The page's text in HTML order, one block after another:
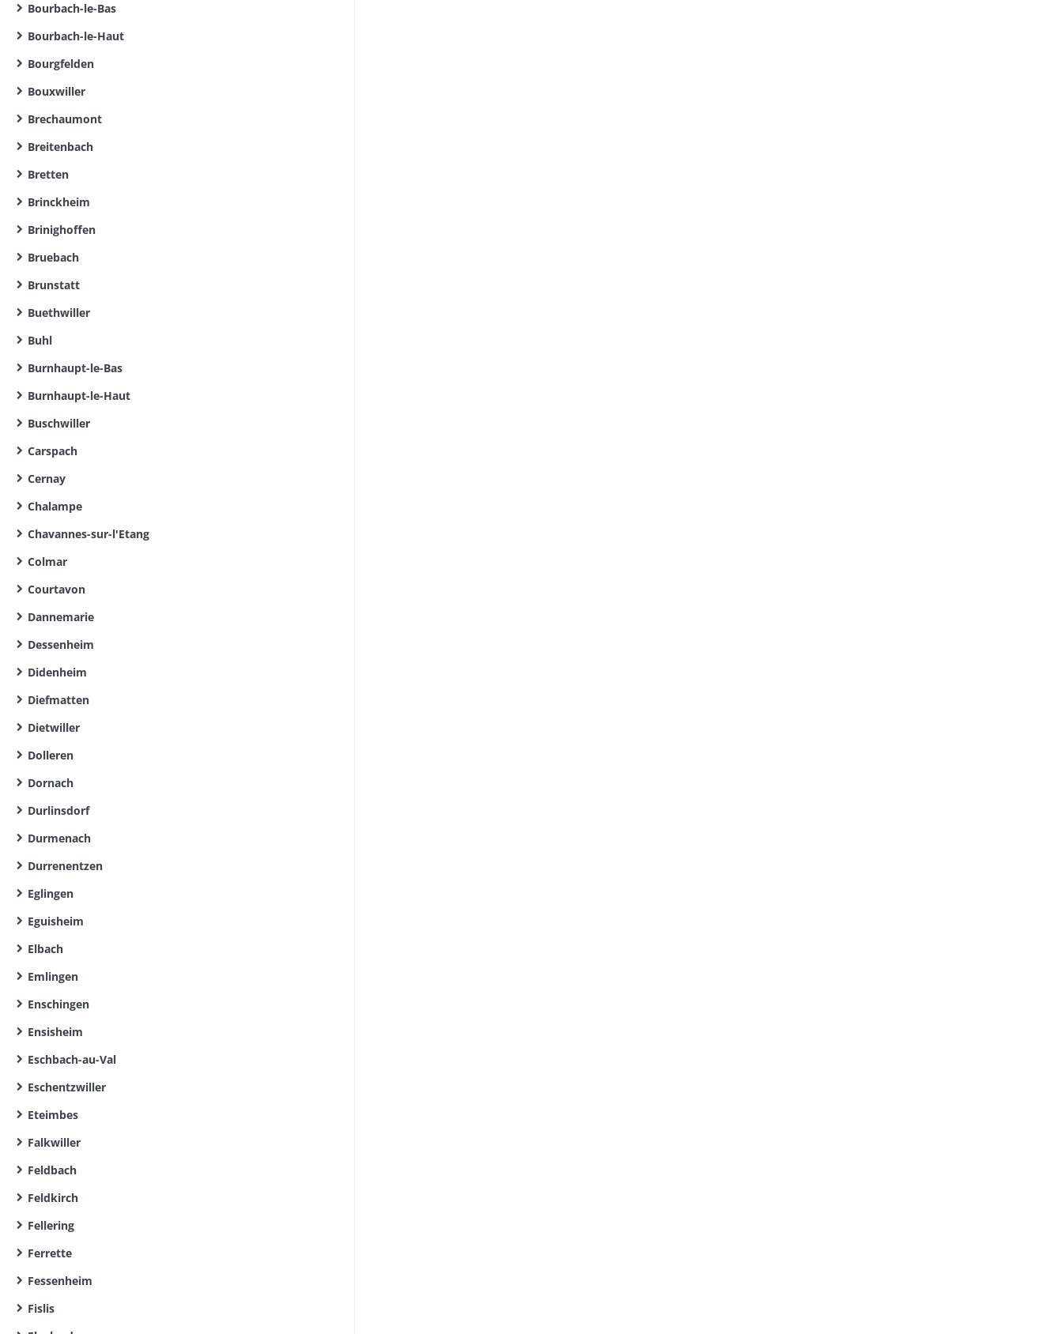
Bourbach-le-Bas
Bourbach-le-Haut
Bourgfelden
Bouxwiller
Brechaumont
Breitenbach
Bretten
Brinckheim
Brinighoffen
Bruebach
Brunstatt
Buethwiller
Buhl
Burnhaupt-le-Bas
Burnhaupt-le-Haut
Buschwiller
Carspach
Cernay
Chalampe
Chavannes-sur-l'Etang
Colmar
Courtavon
Dannemarie
Dessenheim
Didenheim
Diefmatten
Dietwiller
Dolleren
Dornach
Durlinsdorf
Durmenach
Durrenentzen
Eglingen
Eguisheim
Elbach
Emlingen
Enschingen
Ensisheim
Eschbach-au-Val
Eschentzwiller
Eteimbes
Falkwiller
Feldbach
Feldkirch
Fellering
Ferrette
Fessenheim
Fislis